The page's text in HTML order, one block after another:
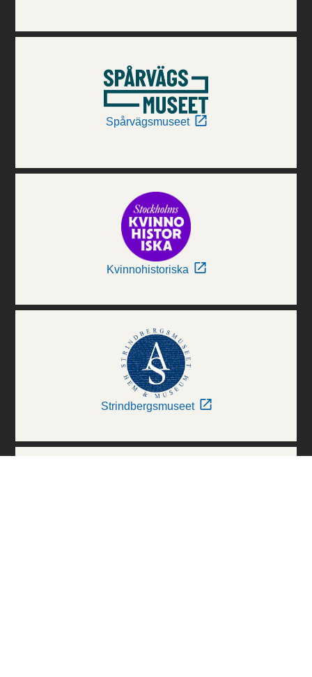
Spårvägsmuseet
Kvinnohistoriska
Strindbergsmuseet